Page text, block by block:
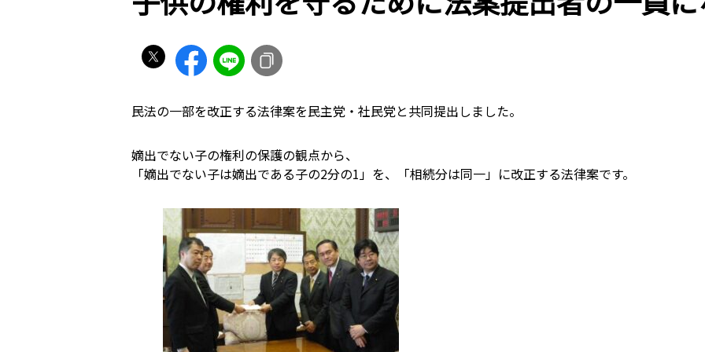
民法の一部を改正する法律案を民主党・社民党と共同提出しました。
嫡出でない子の権利の保護の観点から、
「嫡出でない子は嫡出である子の2分の1」を、「相続分は同一」に改正する法律案です。